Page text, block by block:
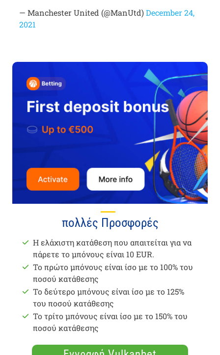
— Manchester United (@ManUtd)December 24,
2021
πολλές Προσφορές
Η ελάχιστη κατάθεση που απαιτείται για να
πάρετε το μπόνους είναι 10 EUR.
Το πρώτο μπόνους είναι ίσο με το 100% του
ποσού κατάθεσης
Το δεύτερο μπόνους είναι ίσο με το 125%
του ποσού κατάθεσης
Το τρίτο μπόνους είναι ίσο με το 150% του
ποσού κατάθεσης